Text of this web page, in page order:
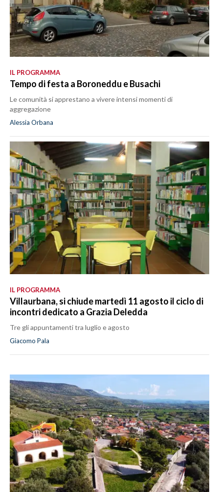
IL PROGRAMMA
Tempo di festa a Boroneddu e Busachi
Le comunità si apprestano a vivere intensi momenti di
aggregazione
Alessia Orbana
IL PROGRAMMA
Villaurbana, si chiude martedì 11 agosto il ciclo di
incontri dedicato a Grazia Deledda
Tre gli appuntamenti tra luglio e agosto
Giacomo Pala